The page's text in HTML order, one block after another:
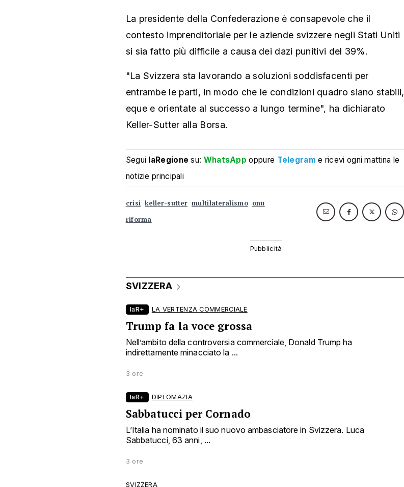
La presidente della Confederazione è consapevole che il
contesto imprenditoriale per le aziende svizzere negli Stati Uniti
si sia fatto più difficile a causa dei dazi punitivi del 39%.
"La Svizzera sta lavorando a soluzioni soddisfacenti per
entrambe le parti, in modo che le condizioni quadro siano stabili,
eque e orientate al successo a lungo termine", ha dichiarato
Keller-Sutter alla Borsa.
Segui laRegione su: WhatsApp oppure Telegram e ricevi ogni mattina le
notizie principali
crisi keller-sutter multilateralismo onu
riforma
SVIZZERA
laR+ LA VERTENZA COMMERCIALE
Trump fa la voce grossa
Nell’ambito della controversia commerciale, Donald Trump ha
indirettamente minacciato la ...
3 ore
laR+ DIPLOMAZIA
Sabbatucci per Cornado
L’Italia ha nominato il suo nuovo ambasciatore in Svizzera. Luca
Sabbatucci, 63 anni, ...
3 ore
SVIZZERA